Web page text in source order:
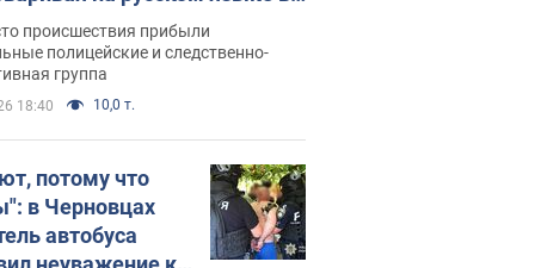
полиция составила
протокол.
происшествия прибыли
полицейские и следственно-
группа
18:40 10,0 т.
потому что
в Черновцах
автобуса